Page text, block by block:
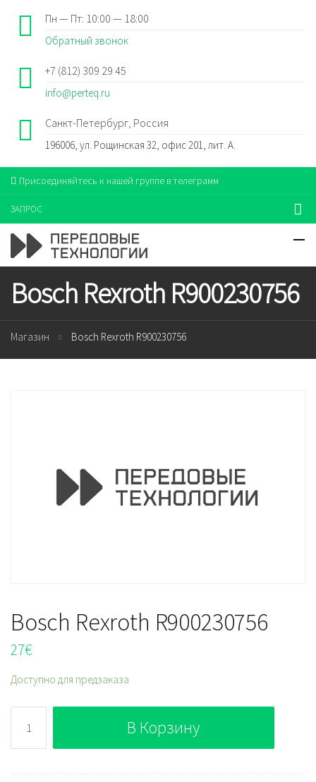
Пн — Пт: 10:00 — 18:00
Обратный звонок
+7 (812) 309 29 45
info@perteq.ru
Санкт-Петербург, Россия
196006, ул. Рощинская 32, офис 201, лит. А.
Присоединяйтесь к нашей группе в телеграмм
ЗАПРОС
Bosch Rexroth R900230756
Магазин Bosch Rexroth R900230756
Bosch Rexroth R900230756
27€
Доступно для предзаказа
Bosch
Rexroth
R900230756
В Корзину